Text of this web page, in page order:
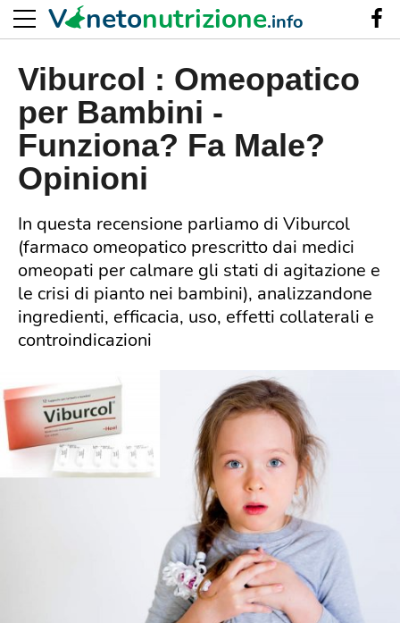
Viburcol : Omeopatico
per Bambini -
Funziona? Fa Male?
Opinioni
In questa recensione parliamo di Viburcol
(farmaco omeopatico prescritto dai medici
omeopati per calmare gli stati di agitazione e
le crisi di pianto nei bambini), analizzandone
ingredienti, efficacia, uso, effetti collaterali e
controindicazioni
V netonutrizione.info